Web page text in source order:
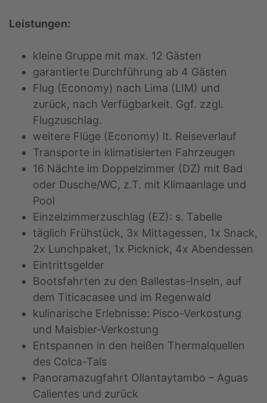
Leistungen:
kleine Gruppe mit max. 12 Gästen
garantierte Durchführung ab 4 Gästen
Flug (Economy) nach Lima (LIM) und
zurück, nach Verfügbarkeit. Ggf. zzgl.
Flugzuschlag.
weitere Flüge (Economy) lt. Reiseverlauf
Transporte in klimatisierten Fahrzeugen
16 Nächte im Doppelzimmer (DZ) mit Bad
oder Dusche/WC, z.T. mit Klimaanlage und
Pool
Einzelzimmerzuschlag (EZ): s. Tabelle
täglich Frühstück, 3x Mittagessen, 1x Snack,
2x Lunchpaket, 1x Picknick, 4x Abendessen
Eintrittsgelder
Bootsfahrten zu den Ballestas-Inseln, auf
dem Titicacasee und im Regenwald
kulinarische Erlebnisse: Pisco-Verkostung
und Maisbier-Verkostung
Entspannen in den heißen Thermalquellen
des Colca-Tals
Panoramazugfahrt Ollantaytambo – Aguas
Calientes und zurück